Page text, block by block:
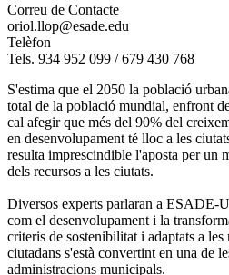
Correu de Contacte
oriol.llop@esade.edu
Telèfon
Tels. 934 952 099 / 679 430 768
S'estima que el 2050 la població
total de la població mundial, enfront
cal afegir que més del 90% del
en desenvolupament té lloc a les
resulta imprescindible l'aposta per un
dels recursos a les ciutats.
Diversos experts parlaran a ESADE-
com el desenvolupament i la
criteris de sostenibilitat i adaptats a les
ciutadans s'està convertint en una de
administracions municipals.